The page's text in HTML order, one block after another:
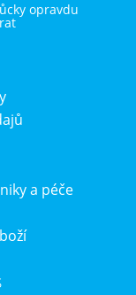
opravdu
a péče